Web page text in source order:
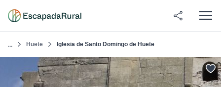
... Huete Iglesia de Santo Domingo de Huete